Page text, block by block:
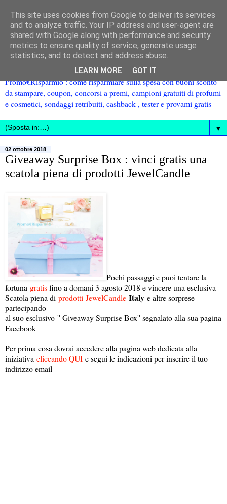
Promo€Risparmio : come risparmiare sulla spesa con buoni sconto
da stampare, coupon, concorsi a premi, campioni gratuiti di profumi
e cosmetici, sondaggi retribuiti, cashback , tester e provami gratis
▼
02 ottobre 2018
Giveaway Surprise Box : vinci gratis una
scatola piena di prodotti JewelCandle
Pochi passaggi e puoi tentare la
fortuna gratisfino a domani 3 agosto 2018 e vincere una esclusiva
Scatola piena di prodotti JewelCandle Italy e altre sorprese
partecipando
al suo esclusivo '' Giveaway Surprise Box'' segnalato alla sua pagina
Facebook
Per prima cosa dovrai accedere alla pagina web dedicata alla
iniziativa cliccando QUI e segui le indicazioni per inserire il tuo
indirizzo email
This site uses cookies from Google to deliver its services
and to analyze traffic. Your IP address and user-agent are
shared with Google along with performance and security
metrics to ensure quality of service, generate usage
statistics, and to detect and address abuse.
LEARN MORE GOT IT